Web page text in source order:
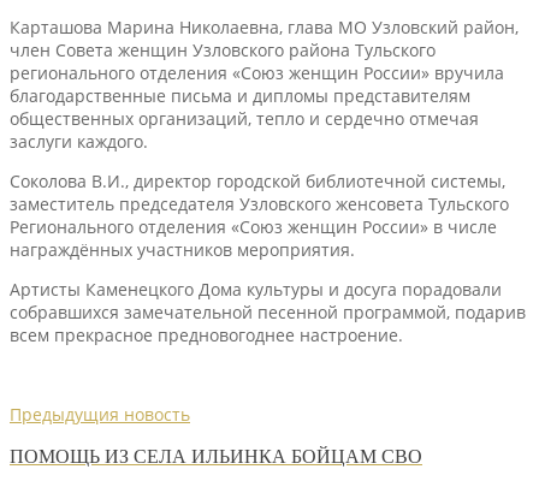
Карташова Марина Николаевна, глава МО Узловский район,
член Совета женщин Узловского района Тульского
регионального отделения «Союз женщин России» вручила
благодарственные письма и дипломы представителям
общественных организаций, тепло и сердечно отмечая
заслуги каждого.
Соколова В.И., директор городской библиотечной системы,
заместитель председателя Узловского женсовета Тульского
Регионального отделения «Союз женщин России» в числе
награждённых участников мероприятия.
Артисты Каменецкого Дома культуры и досуга порадовали
собравшихся замечательной песенной программой, подарив
всем прекрасное предновогоднее настроение.
Предыдущия новость
ПОМОЩЬ ИЗ СЕЛА ИЛЬИНКА БОЙЦАМ СВО